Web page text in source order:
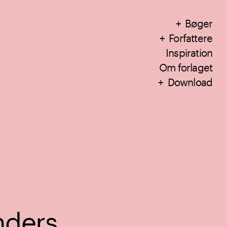
Bøger
Forfattere
Inspiration
Om forlaget
Download